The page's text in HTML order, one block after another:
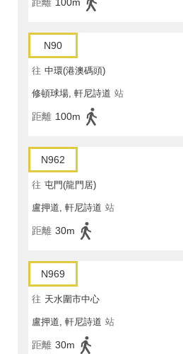
距離 100m
N90
往 中環(港澳碼頭)
修頓球場, 軒尼詩道 站
距離 100m
N962
往 屯門(龍門居)
盧押道, 軒尼詩道 站
距離 30m
N969
往 天水圍市中心
盧押道, 軒尼詩道 站
距離 30m